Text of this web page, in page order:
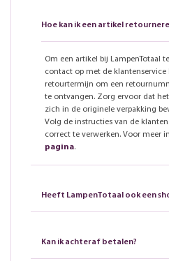
Hoe kan ik een artikel
Om een artikel bij LampenTotaal
contact op met de klantenservice
retourtermijn om een
te ontvangen. Zorg ervoor dat
zich in de originele verpakking
Volg de instructies van de
correct te verwerken. Voor meer
pagina.
Heeft LampenTotaal ook een
Kan ik achteraf betalen?